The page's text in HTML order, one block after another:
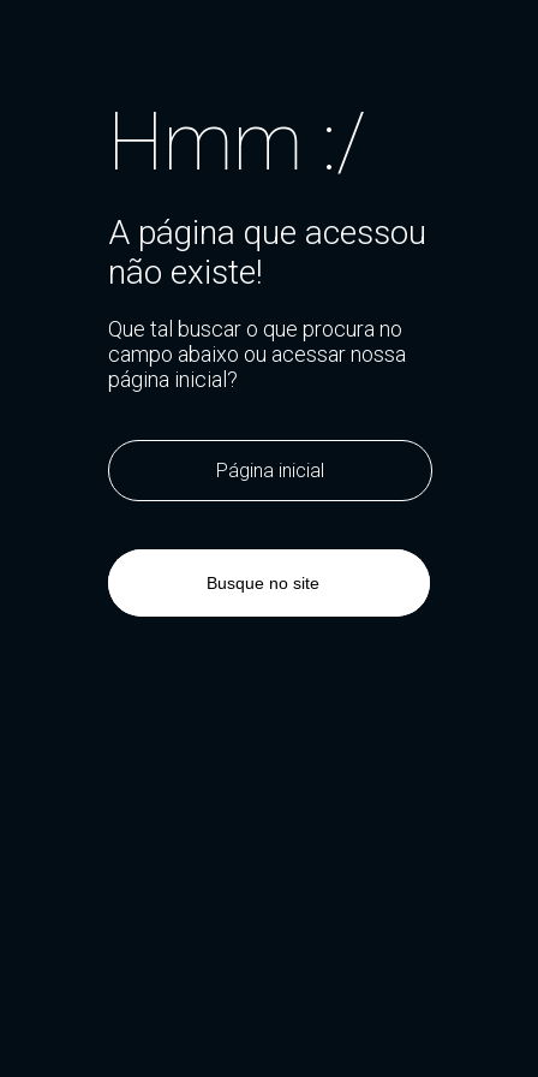
Hmm :/
A página que acessou
não existe!
Que tal buscar o que procura no
campo abaixo ou acessar nossa
página inicial?
Página inicial